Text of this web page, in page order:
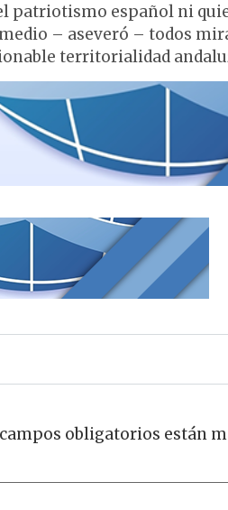
patriotismo español ni
– aseveró – todos
territorialidad
obligatorios están